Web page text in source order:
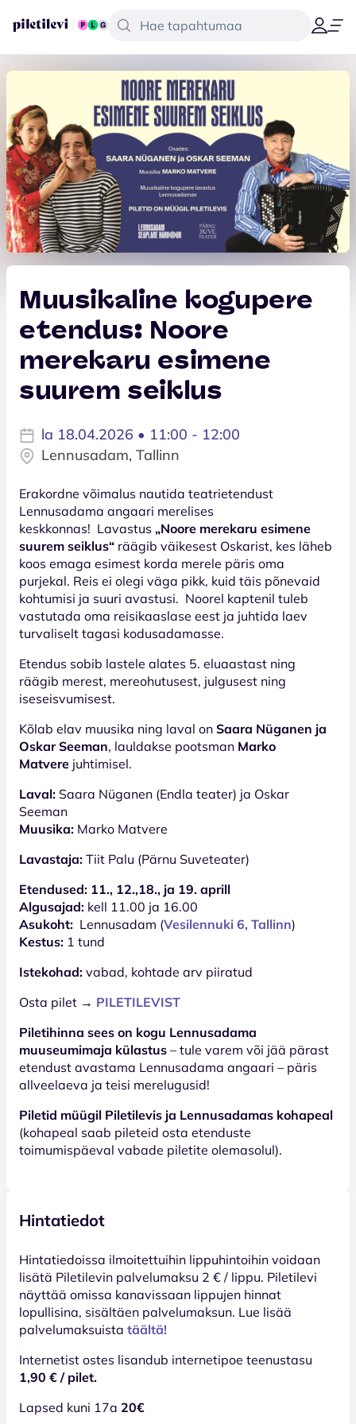
Muusikaline kogupere
etendus: Noore
merekaru esimene
suurem seiklus
la 18.04.2026 • 11:00 - 12:00
Lennusadam, Tallinn
Erakordne võimalus nautida teatrietendust
Lennusadama angaari merelises
keskkonnas! Lavastus „Noore merekaru esimene
suurem seiklus“ räägib väikesest Oskarist, kes läheb
koos emaga esimest korda merele päris oma
purjekal. Reis ei olegi väga pikk, kuid täis põnevaid
kohtumisi ja suuri avastusi. Noorel kaptenil tuleb
vastutada oma reisikaaslase eest ja juhtida laev
turvaliselt tagasi kodusadamasse.
Etendus sobib lastele alates 5. eluaastast ning
räägib merest, mereohutusest, julgusest ning
iseseisvumisest.
Kõlab elav muusika ning laval on Saara Nüganen ja
Oskar Seeman, lauldakse pootsman Marko
Matvere juhtimisel.
Laval: Saara Nüganen (Endla teater) ja Oskar
Seeman
Muusika: Marko Matvere
Lavastaja: Tiit Palu (Pärnu Suveteater)
Etendused: 11., 12.,18., ja 19. aprill
Algusajad: kell 11.00 ja 16.00
Asukoht: Lennusadam (Vesilennuki 6, Tallinn)
Kestus: 1 tund
Istekohad: vabad, kohtade arv piiratud
Osta pilet → PILETILEVIST
Piletihinna sees on kogu Lennusadama
muuseumimaja külastus – tule varem või jää pärast
etendust avastama Lennusadama angaari – päris
allveelaeva ja teisi merelugusid!
Piletid müügil Piletilevis ja Lennusadamas kohapeal
(kohapeal saab pileteid osta etenduste
toimumispäeval vabade piletite olemasolul).
Hintatiedot
Hinta­tiedoissa ilmoitettuihin lippuhintoihin voidaan
lisätä Piletilevin palvelumaksu 2 € / lippu. Piletilevi
näyttää omissa kanavissaan lippujen hinnat
lopullisina, sisältäen palvelumaksun. Lue lisää
palvelumaksuista täältä!
Internetist ostes lisandub internetipoe teenustasu
1,90 € / pilet.
Lapsed kuni 17a 20€